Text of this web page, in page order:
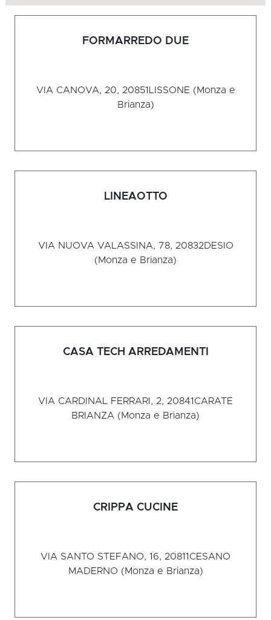
FORMARREDO DUE
VIA CANOVA, 20, 20851 LISSONE (Monza e
Brianza)
LINEAOTTO
VIA NUOVA VALASSINA, 78, 20832DESIO
(Monza e Brianza)
CASA TECH ARREDAMENTI
VIA CARDINAL FERRARI, 2, 20841CARATE
BRIANZA (Monza e Brianza)
CRIPPA CUCINE
VIA SANTO STEFANO, 16, 20811CESANO
MADERNO (Monza e Brianza)